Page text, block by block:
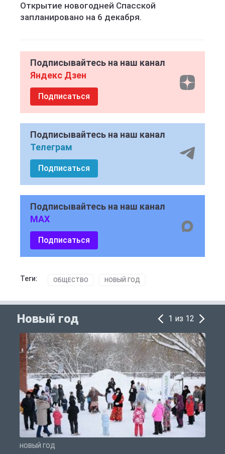
Открытие новогодней Спасской
запланировано на 6 декабря.
Подписывайтесь на наш канал
Яндекс Дзен
Подписаться
Подписывайтесь на наш канал
Телеграм
Подписаться
Подписывайтесь на наш канал
MAX
Подписаться
Теги: ОБЩЕСТВО НОВЫЙ ГОД
Новый год 1 из 12
НОВЫЙ ГОД